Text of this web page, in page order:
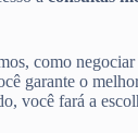
como
garante o
você fará a